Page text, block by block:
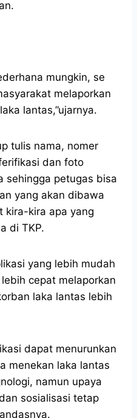
mungkin, se
melaporkan
lantas,”ujarnya.
tulis nama, nomer
dan foto
sehingga petugas bisa
yang akan dibawa
kira-kira apa yang
di TKP.
yang lebih mudah
cepat melaporkan
laka lantas lebih
dapat menurunkan
menekan laka lantas
namun upaya
sosialisasi tetap